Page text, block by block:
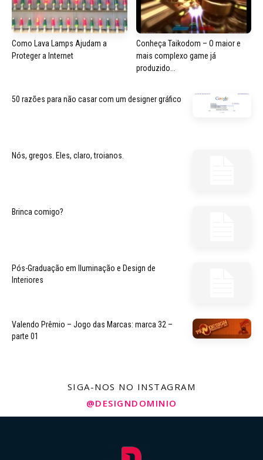
Como Lava Lamps Ajudam a
Proteger a Internet
Conheça Taikodom – O maior e
mais complexo game já
produzido...
50 razões para não casar com um designer gráfico
Nós, gregos. Eles, claro, troianos.
Brinca comigo?
Pós-Graduação em Iluminação e Design de
Interiores
Valendo Prêmio – Jogo das Marcas: marca 32 –
parte 01
SIGA-NOS NO INSTAGRAM
@DESIGNDOMINIO